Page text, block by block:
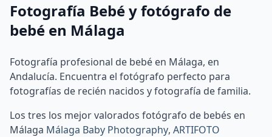
Fotografía Bebé y fotógrafo de
bebé en Málaga
Fotografía profesional de bebé en Málaga, en
Andalucía. Encuentra el fotógrafo perfecto para
fotografías de recién nacidos y fotografía de familia.
Los tres los mejor valorados fotógrafo de bebés en
Málaga Málaga Baby Photography, ARTIFOTO